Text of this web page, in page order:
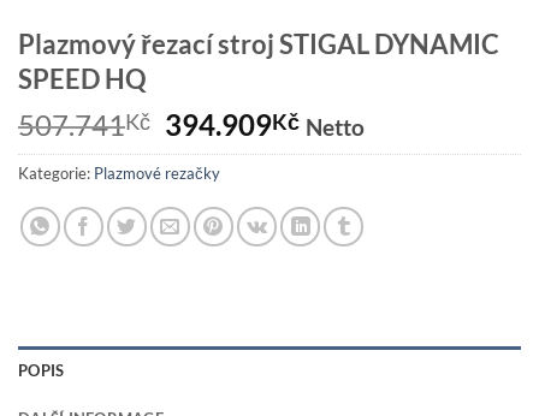
Plazmový řezací stroj STIGAL DYNAMIC
SPEED HQ
507.741Kč Původní
cena
byla:
507.741Kč.
394.909KčAktuální
cena
394.909Kč.
Netto
Kategorie: Plazmové rezačky
POPIS